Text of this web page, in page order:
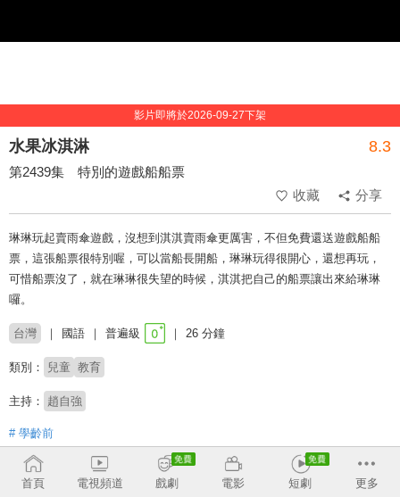
影片即將於2026-09-27下架
水果冰淇淋 8.3
第2439集 特別的遊戲船船票
收藏
分享
琳琳玩起賣雨傘遊戲，沒想到淇淇賣雨傘更厲害，不但免費還送遊戲船船
票，這張船票很特別喔，可以當船長開船，琳琳玩得很開心，還想再玩，
可惜船票沒了，就在琳琳很失望的時候，淇淇把自己的船票讓出來給琳琳
囉。
台灣 國語 普遍級 26 分鐘
類別： 兒童 教育
主持： 趙自強
# 學齡前
首頁 電視頻道 戲劇 電影 短劇 更多